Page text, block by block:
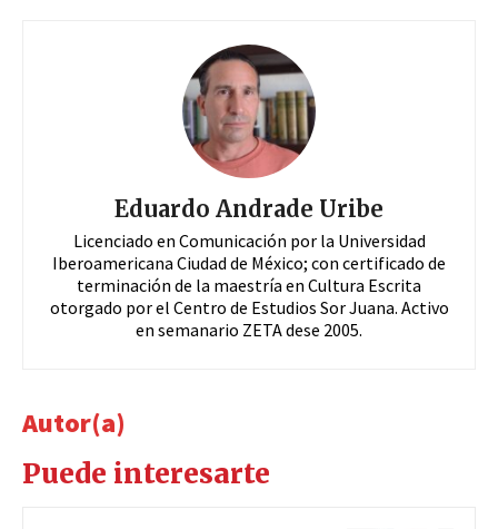
Eduardo Andrade Uribe
Licenciado en Comunicación por la Universidad
Iberoamericana Ciudad de México; con certificado de
terminación de la maestría en Cultura Escrita
otorgado por el Centro de Estudios Sor Juana. Activo
en semanario ZETA dese 2005.
Autor(a)
Puede interesarte